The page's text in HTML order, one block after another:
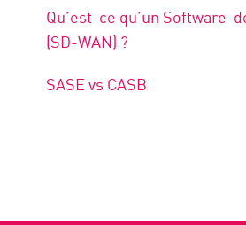
Qu’est-ce qu’un Software-
(SD-WAN) ?
SASE vs CASB